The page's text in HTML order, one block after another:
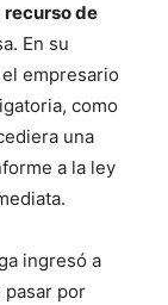
recurso de
En su
empresario
como
una
a la ley
ingresó a
pasar por